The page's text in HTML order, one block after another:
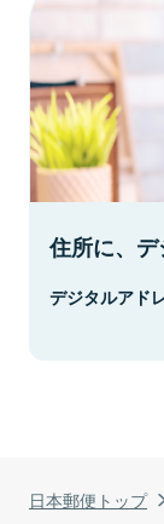
日本郵便トップ
住所に、デ
デジタルアド